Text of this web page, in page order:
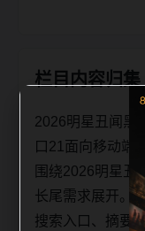
栏目内容归集
2026明星丑闻黑
口21面向移动端
围绕2026明星丑
长尾需求展开。
搜索入口、摘要